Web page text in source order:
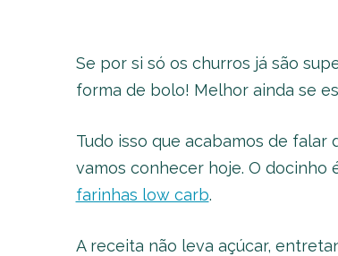
Se por si só os churros já são
forma de bolo! Melhor ainda se
Tudo isso que acabamos de
vamos conhecer hoje. O docinho
farinhas low carb.
A receita não leva açúcar,